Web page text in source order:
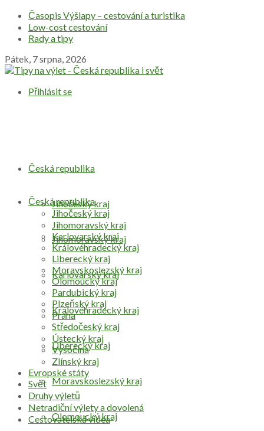
Časopis Výšlapy – cestování a turistika
Low-cost cestování
Rady a tipy
Pátek, 7 srpna, 2026
Přihlásit se
Česká republika
Jihočeský kraj
Jihomoravský kraj
Karlovarský kraj
Královéhradecký kraj
Liberecký kraj
Moravskoslezský kraj
Olomoucký kraj
Česká republika
Jihočeský kraj
Jihomoravský kraj
Karlovarský kraj
Královéhradecký kraj
Liberecký kraj
Moravskoslezský kraj
Olomoucký kraj
Pardubický kraj
Plzeňský kraj
Praha
Středočeský kraj
Ústecký kraj
Vysočina
Zlínský kraj
Evropské státy
Svět
Druhy výletů
Netradiční výlety a dovolená
Cestovatelská videa